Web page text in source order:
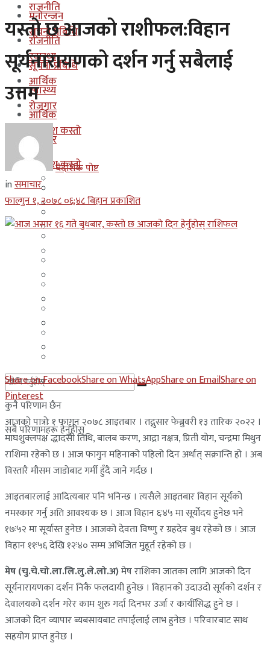
राजनीति
सूचना प्रबिधि
स्वास्थ्य
आर्थिक
रोजगार
कुन देश कस्तो
इजरायल
कुवेत
दक्षिण कोरीया
कुनै परिणाम छैन
सबै परिणामहरू हेर्नुहोस्
मनोरन्जन
राजनीति
सूचना प्रबिधि
स्वास्थ्य
आर्थिक
रोजगार
कुन देश कस्तो
साउदी अरब
यस्तो छ आजको राशीफल:विहान
सूर्यनारायणको दर्शन गर्नु सबैलाई
उत्तम
बैदेशिक पोष्ट
inसमाचार
फाल्गुन १, २०७८ ०६;४८ बिहान प्रकाशित
Share on FacebookShare on WhatsAppShare on EmailShare on
Pinterest
आजको पात्रोः १ फागुन २०७८ आइतबार । तद्नुसार फेब्रुवरी १३ तारिक २०२२ ।
माघशुक्लपक्ष द्धादसी तिथि, बालब करण, आद्रा नक्षत्र, प्रिती योग, चन्द्रमा मिथुन
राशिमा रहेको छ । आज फागुन महिनाको पहिलो दिन अर्थात् सक्रान्ति हो । अब
विस्तारै मौसम जाडोबाट गर्मी हुँदै जाने गर्दछ ।
आइतबारलाई आदित्यबार पनि भनिन्छ । त्यसैले आइतबार विहान सूर्यको
नमस्कार गर्नु अति आवश्यक छ । आज विहान ६ः४५ मा सूर्योदय हुनेछ भने
१७ः५२ मा सूर्यास्त हुनेछ । आजको देवता विष्णु र ग्रहदेव बुध रहेको छ । आज
विहान ११ः५६ देखि १२ः४० सम्म अभिजित मुहूर्त रहेको छ ।
मेष (चु.चे.चो.ला.लि.लु.ले.लो.अ)मेष राशिका जातका लागि आजको दिन
सूर्यनारायणका दर्शन निकै फलदायी हुनेछ । विहानको उदाउदो सूर्यको दर्शन र
देवालयको दर्शन गरेर काम शुरु गर्दा दिनभर उर्जा र कार्यसििद्ध हुने छ ।
आजको दिन व्यापार ब्यबसायबाट तपाईलाई लाभ हुनेछ । परिवारबाट साथ
सहयोग प्राप्त हुनेछ ।